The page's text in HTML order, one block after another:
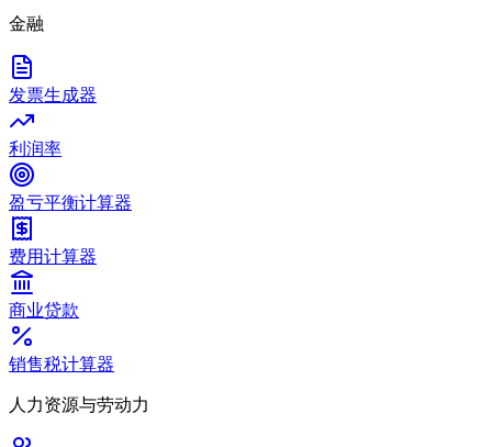
金融
发票生成器
利润率
盈亏平衡计算器
费用计算器
商业贷款
销售税计算器
人力资源与劳动力